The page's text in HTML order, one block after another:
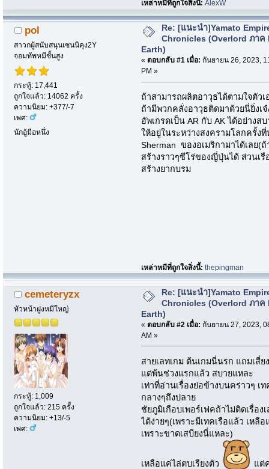
เหล่าหมีที่ถูกใจสิ่งนี้:AlexW
pol
สาวกผู้สนับสนุนเซนนิคุง2Y
จอมทัพหมีชั้นสูง
กระทู้: 17,441
ถูกใจแล้ว: 14062 ครั้ง
ความนิยม: +377/-7
เพศ:
นักอู้มือหนึ่ง
Re: [แนะนำ]Yamato
Chronicles (Overlord ภาค
Earth)
« ตอบกลับ #1 เมื่อ: กันยายน 26, 2023,
PM »
ถ้าสามารถผลิตอาวุธได้ตามใจตั
ถ้ามีพวกคลั่งอาวุธติดมาด้วยนี่ยิ่งเ
อัพเกรดเป็น AR กับ AK ได้อย่าง
ให้อยู่ในระหว่างสงครามโลกครั้ง
Sherman ของอเมริกามาได้เลย(
สร้างราวๆซีโร่ของญี่ปุ่นได้ ส่วนเ
สร้างยากบรม
เหล่าหมีที่ถูกใจสิ่งนี้:thepingman
cemeteryzx
หัวหน้าฝูงหมีใหญ่
กระทู้: 1,009
ถูกใจแล้ว: 215 ครั้ง
ความนิยม: +13/-5
เพศ:
Re: [แนะนำ]Yamato
Chronicles (Overlord ภาค
Earth)
« ตอบกลับ #2 เมื่อ: กันยายน 27, 2023,
AM »
สายเลทเกม ต้นเกมนี่นรก แถมเสี่
แต่พ้นช่วงแรกแล้ว สบายแหละ
เท่าที่อ่านเรื่องย่อข้างบนคร่าวๆ
กลางๆถึงปลาย
ชัยภูมิเกือบเพอร์เฟคถ้าไม่ติดเรื่อง
ได้ง่ายๆ(เพราะมีเทคเรือแล้ว เห
เพราะขาดเสบียงนี่แหละ)
เหลือแค่ไล่ตบเรียงตัว แต่